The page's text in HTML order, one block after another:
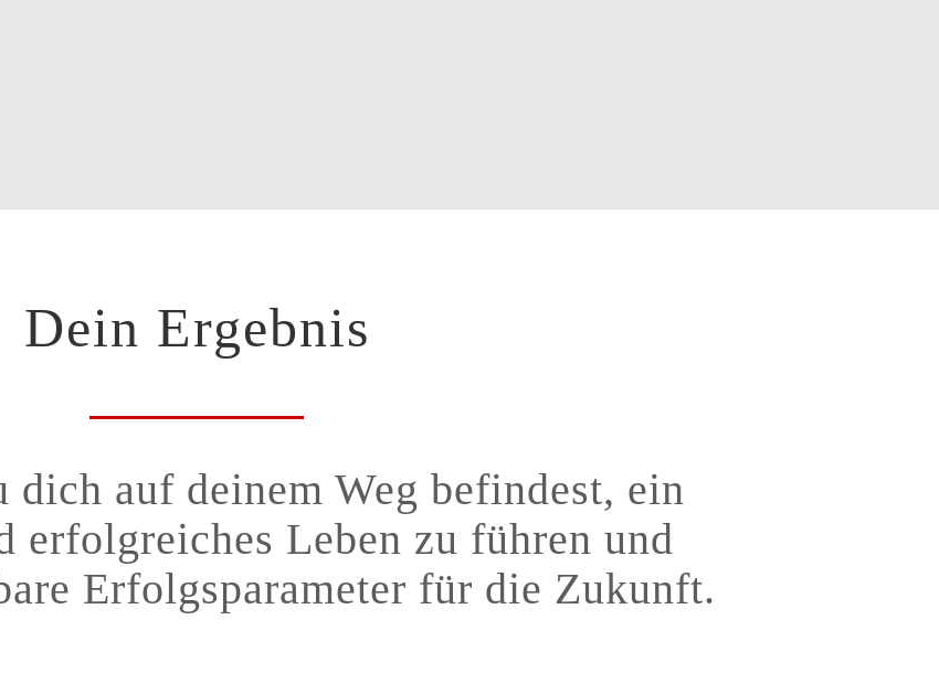
Dein Ergebnis
dich auf deinem Weg befindest, ein
erfolgreiches Leben zu führen und
Erfolgsparameter für die Zukunft.